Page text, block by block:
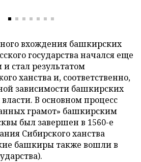
вхождения башкирских
государства начался еще
стал результатом
ханства и, соответственно,
зависимости башкирских
В основном процесс
грамот» башкирским
был завершен в 1560-е
Сибирского ханства
башкиры также вошли в